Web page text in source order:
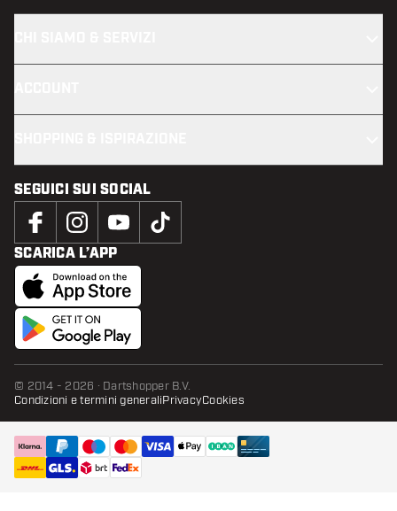
SEGUICI SUI SOCIAL
SCARICA L’APP
© 2014 - 2026 · Dartshopper B.V.
Condizioni e termini generaliPrivacyCookies